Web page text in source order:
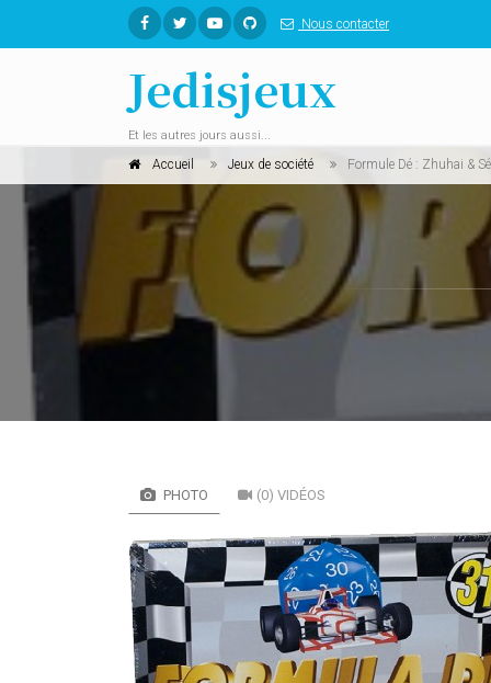
Nous contacter
Jedisjeux
Et les autres jours aussi...
Accueil Jeux de société Formule Dé : Zhuhai &
PHOTO (0) VIDÉOS